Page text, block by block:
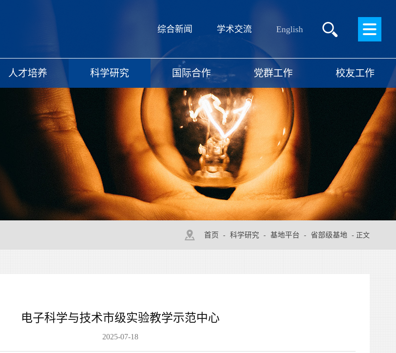
综合新闻 学术交流 English
人才培养 科学研究 国际合作 党群工作 校友工作
首页 - 科学研究 - 基地平台 - 省部级基地 - 正文
电子科学与技术市级实验教学示范中心
2025-07-18